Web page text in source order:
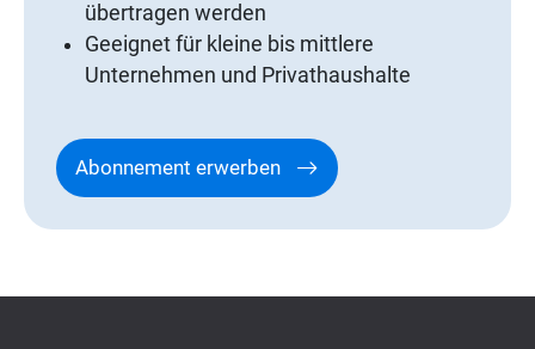
übertragen werden
Geeignet für kleine bis mittlere
Unternehmen und Privathaushalte
Abonnement erwerben